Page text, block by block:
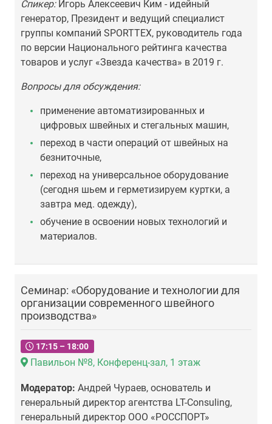
Спикер:Игорь Алексеевич Ким - идейный
генератор, Президент и ведущий специалист
группы компаний SPORTTEX, руководитель года
по версии Национального рейтинга качества
товаров и услуг «Звезда качества» в 2019 г.
Вопросы для обсуждения:
применение автоматизированных и
цифровых швейных и стегальных машин,
переход в части операций от швейных на
безниточные,
переход на универсальное оборудование
(сегодня шьем и герметизируем куртки, а
завтра мед. одежду),
обучение в освоении новых технологий и
материалов.
Семинар: «Оборудование и технологии для
организации современного швейного
производства»
17:15 – 18:00
Павильон №8, Конференц-зал, 1 этаж
Модератор: Андрей Чураев, основатель и
генеральный директор агентства LT-Consuling,
генеральный директор ООО «РОССПОРТ»